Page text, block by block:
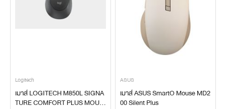
Logitech
เมาส์ LOGITECH M850L SIGNA
TURE COMFORT PLUS MOUS
ASUS
เมาส์ ASUS SmartO Mouse MD2
00 Silent Plus